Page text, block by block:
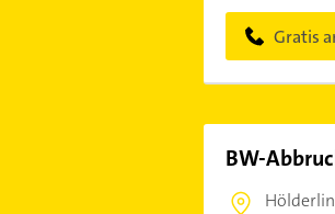
Gratis
BW-